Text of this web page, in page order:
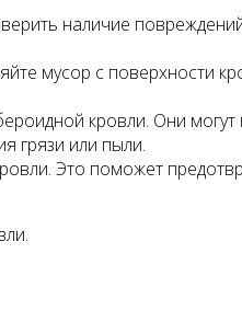
наличие
мусор с поверхности
кровли. Они
грязи или пыли.
Это поможет